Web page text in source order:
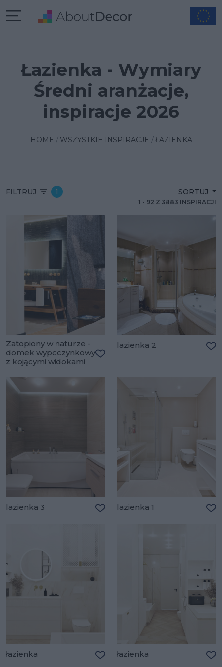
Łazienka - Wymiary
Średni aranżacje,
inspiracje 2026
HOME WSZYSTKIE INSPIRACJE ŁAZIENKA
FILTRUJ 1 SORTUJ
1 - 92 Z 3883 INSPIRACJI
Zatopiony w naturze -
domek wypoczynkowy
z kojącymi widokami
lazienka 2
lazienka 3 lazienka 1
łazienka łazienka